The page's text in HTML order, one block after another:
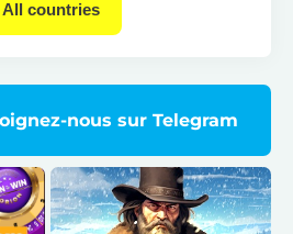
All countries
:
de l'internet :
nous sur Telegram